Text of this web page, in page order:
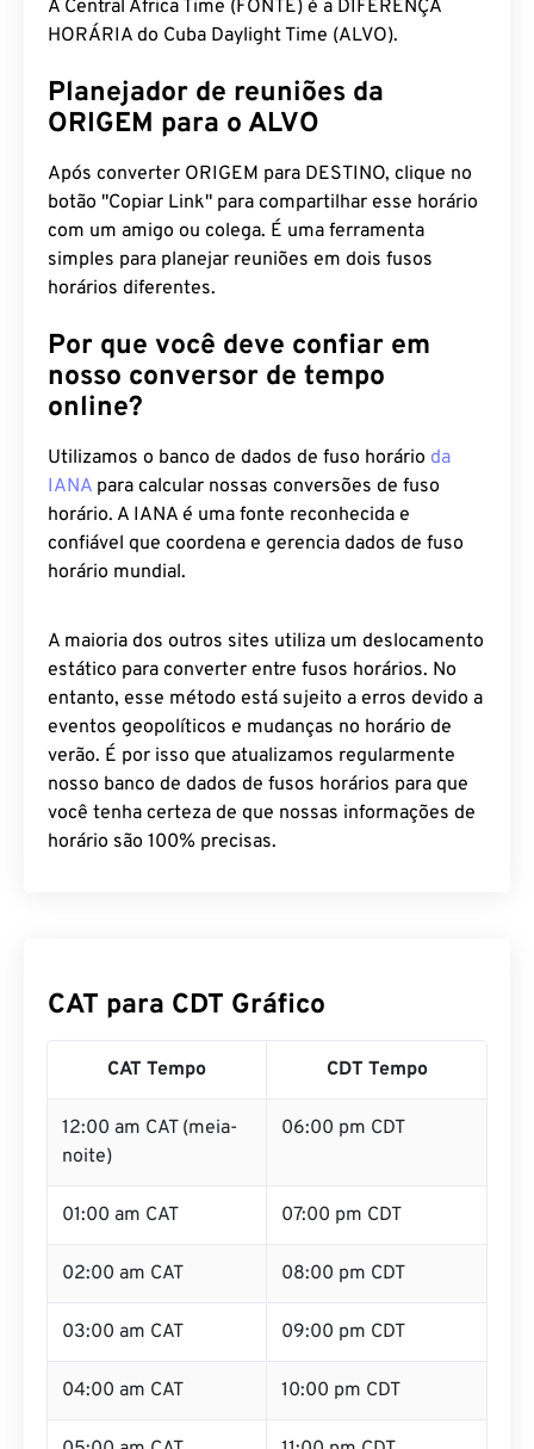
A Central Africa Time (FONTE) é a DIFERENÇA
HORÁRIA do Cuba Daylight Time (ALVO).
Planejador de reuniões da
ORIGEM para o ALVO
Após converter ORIGEM para DESTINO, clique no
botão "Copiar Link" para compartilhar esse horário
com um amigo ou colega. É uma ferramenta
simples para planejar reuniões em dois fusos
horários diferentes.
Por que você deve confiar em
nosso conversor de tempo
online?
Utilizamos o banco de dados de fuso horário da
IANA para calcular nossas conversões de fuso
horário. A IANA é uma fonte reconhecida e
confiável que coordena e gerencia dados de fuso
horário mundial.
A maioria dos outros sites utiliza um deslocamento
estático para converter entre fusos horários. No
entanto, esse método está sujeito a erros devido a
eventos geopolíticos e mudanças no horário de
verão. É por isso que atualizamos regularmente
nosso banco de dados de fusos horários para que
você tenha certeza de que nossas informações de
horário são 100% precisas.
CAT para CDT Gráfico
CAT Tempo CDT Tempo
12:00 am CAT (meia-
noite)
06:00 pm CDT
01:00 am CAT 07:00 pm CDT
02:00 am CAT 08:00 pm CDT
03:00 am CAT 09:00 pm CDT
04:00 am CAT 10:00 pm CDT